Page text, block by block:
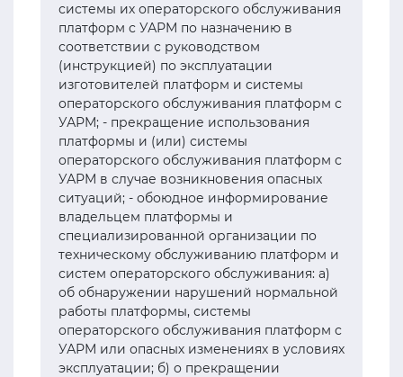
системы их операторского обслуживания
платформ с УАРМ по назначению в
соответствии с руководством
(инструкцией) по эксплуатации
изготовителей платформ и системы
операторского обслуживания платформ с
УАРМ; - прекращение использования
платформы и (или) системы
операторского обслуживания платформ с
УАРМ в случае возникновения опасных
ситуаций; - обоюдное информирование
владельцем платформы и
специализированной организации по
техническому обслуживанию платформ и
систем операторского обслуживания: а)
об обнаружении нарушений нормальной
работы платформы, системы
операторского обслуживания платформ с
УАРМ или опасных изменениях в условиях
эксплуатации; б) о прекращении